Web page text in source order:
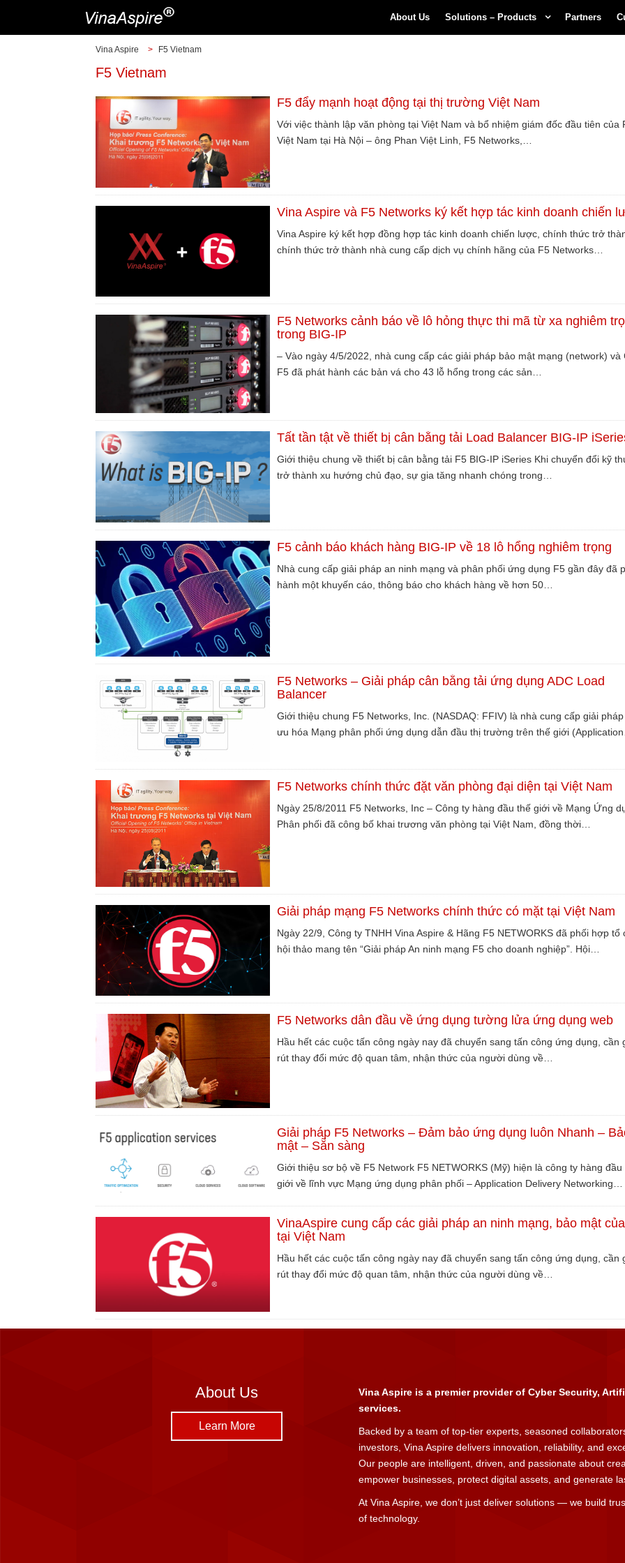
About Us Solutions – Products Partners
Vina Aspire > F5 Vietnam
F5 Vietnam
F5 đẩy mạnh hoạt động tại thị trường Việt Nam
Với việc thành lập văn phòng tại Việt Nam và bổ nhiệm giám đốc đầu tiên của
Việt Nam tại Hà Nội – ông Phan Việt Linh, F5 Networks,…
Vina Aspire và F5 Networks ký kết hợp tác kinh doanh chiến
Vina Aspire ký kết hợp đồng hợp tác kinh doanh chiến lược, chính thức trở
chính thức trở thành nhà cung cấp dịch vụ chính hãng của F5 Networks…
F5 Networks cảnh báo về lỗ hỏng thực thi mã từ xa nghiêm
trong BIG-IP
– Vào ngày 4/5/2022, nhà cung cấp các giải pháp bảo mật mạng (network) và
F5 đã phát hành các bản vá cho 43 lỗ hổng trong các sản…
Tất tần tật về thiết bị cân bằng tải Load Balancer BIG-IP
Giới thiệu chung về thiết bị cân bằng tải F5 BIG-IP iSeries Khi chuyển đổi kỹ
trở thành xu hướng chủ đạo, sự gia tăng nhanh chóng trong…
F5 cảnh báo khách hàng BIG-IP về 18 lỗ hổng nghiêm trọng
Nhà cung cấp giải pháp an ninh mạng và phân phối ứng dụng F5 gần đây đã
hành một khuyến cáo, thông báo cho khách hàng về hơn 50…
F5 Networks – Giải pháp cân bằng tải ứng dụng ADC Load
Balancer
Giới thiệu chung F5 Networks, Inc. (NASDAQ: FFIV) là nhà cung cấp giải
ưu hóa Mạng phân phối ứng dụng dẫn đầu thị trường trên thế giới
F5 Networks chính thức đặt văn phòng đại diện tại Việt Nam
Ngày 25/8/2011 F5 Networks, Inc – Công ty hàng đầu thế giới về Mạng Ứng
Phân phối đã công bố khai trương văn phòng tại Việt Nam, đồng thời…
Giải pháp mạng F5 Networks chính thức có mặt tại Việt Nam
Ngày 22/9, Công ty TNHH Vina Aspire & Hãng F5 NETWORKS đã phối hợp tổ
hội thảo mang tên “Giải pháp An ninh mạng F5 cho doanh nghiệp”. Hội…
F5 Networks dẫn đầu về ứng dụng tường lửa ứng dụng web
Hầu hết các cuộc tấn công ngày nay đã chuyển sang tấn công ứng dụng, cần
rút thay đổi mức độ quan tâm, nhận thức của người dùng về…
Giải pháp F5 Networks – Đảm bảo ứng dụng luôn Nhanh –
mật – Sẵn sàng
Giới thiệu sơ bộ về F5 Network F5 NETWORKS (Mỹ) hiện là công ty hàng đầu
giới về lĩnh vực Mạng ứng dụng phân phối – Application Delivery Networking…
VinaAspire cung cấp các giải pháp an ninh mạng, bảo mật
tại Việt Nam
Hầu hết các cuộc tấn công ngày nay đã chuyển sang tấn công ứng dụng, cần
rút thay đổi mức độ quan tâm, nhận thức của người dùng về…
About Us
Learn More
Vina Aspire is a premier provider of Cyber Security,
services.
Backed by a team of top-tier experts, seasoned
investors, Vina Aspire delivers innovation, reliability, and
Our people are intelligent, driven, and passionate about
empower businesses, protect digital assets, and generate
At Vina Aspire, we don’t just deliver solutions — we build
of technology.